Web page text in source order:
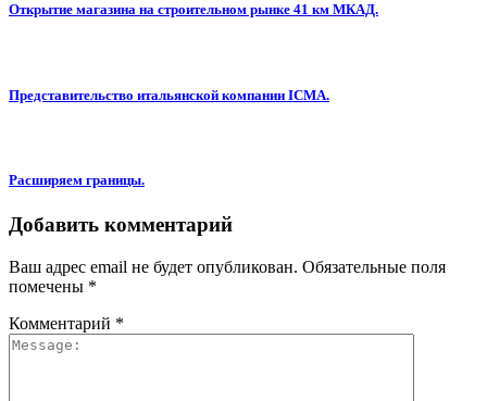
Открытие магазина на строительном рынке 41 км МКАД.
Представительство итальянской компании ICMA.
Расширяем границы.
Добавить комментарий
Ваш адрес email не будет опубликован. Обязательные поля
помечены *
Комментарий *